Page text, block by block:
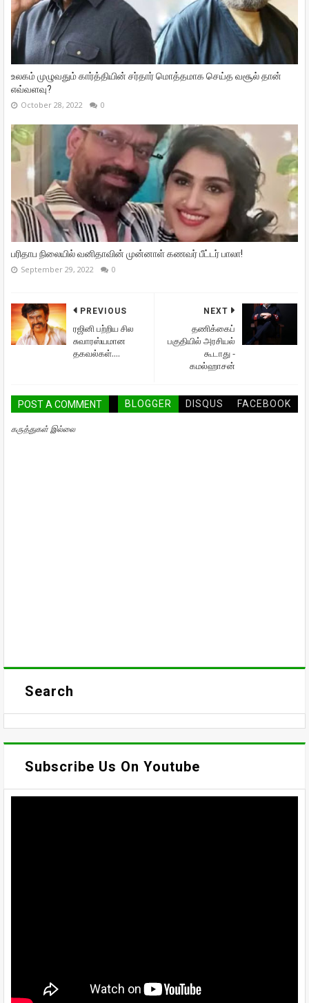
உலகம் முழுவதும் கார்த்தியின் சர்தார் மொத்தமாக செய்த வசூல் தான்
எவ்வளவு?
October 28, 2022 0
பரிதாப நிலையில் வனிதாவின் முன்னாள் கணவர் பீட்டர் பாலா!
September 29, 2022 0
NEXT
தணிக்கைப்
பகுதியில் அரசியல்
கூடாது -
கமல்ஹாசன்
PREVIOUS
ரஜினி பற்றிய சில
சுவாரஸ்யமான
தகவல்கள்....
POST A COMMENT BLOGGER DISQUS FACEBOOK
கருத்துகள் இல்லை
Search
Subscribe Us On Youtube